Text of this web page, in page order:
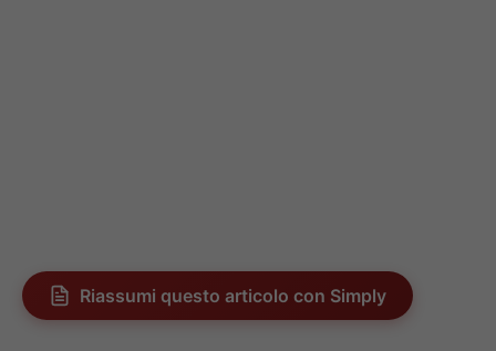
Riassumi questo articolo con Simply